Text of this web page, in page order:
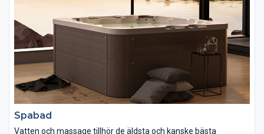
Spabad
Vatten och massage tillhör de äldsta och kanske bästa